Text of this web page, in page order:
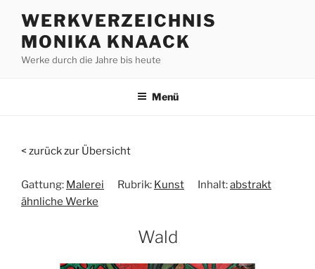
Inhalt
springen
WERKVERZEICHNIS
MONIKA KNAACK
Werke durch die Jahre bis heute
Menü
< zurück zur Übersicht
Gattung: Malerei Rubrik: Kunst Inhalt:abstrakt
ähnliche Werke
Wald